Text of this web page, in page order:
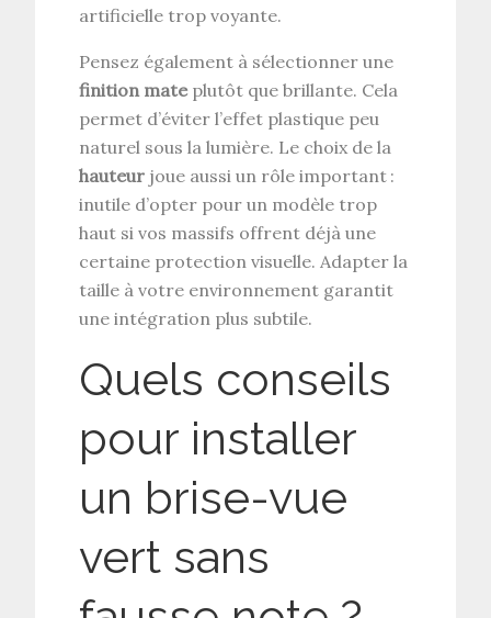
artificielle trop voyante.
Pensez également à sélectionner une
finition mateplutôt que brillante. Cela
permet d’éviter l’effet plastique peu
naturel sous la lumière. Le choix de la
hauteur joue aussi un rôle important :
inutile d’opter pour un modèle trop
haut si vos massifs offrent déjà une
certaine protection visuelle. Adapter la
taille à votre environnement garantit
une intégration plus subtile.
Quels conseils
pour installer
un brise-vue
vert sans